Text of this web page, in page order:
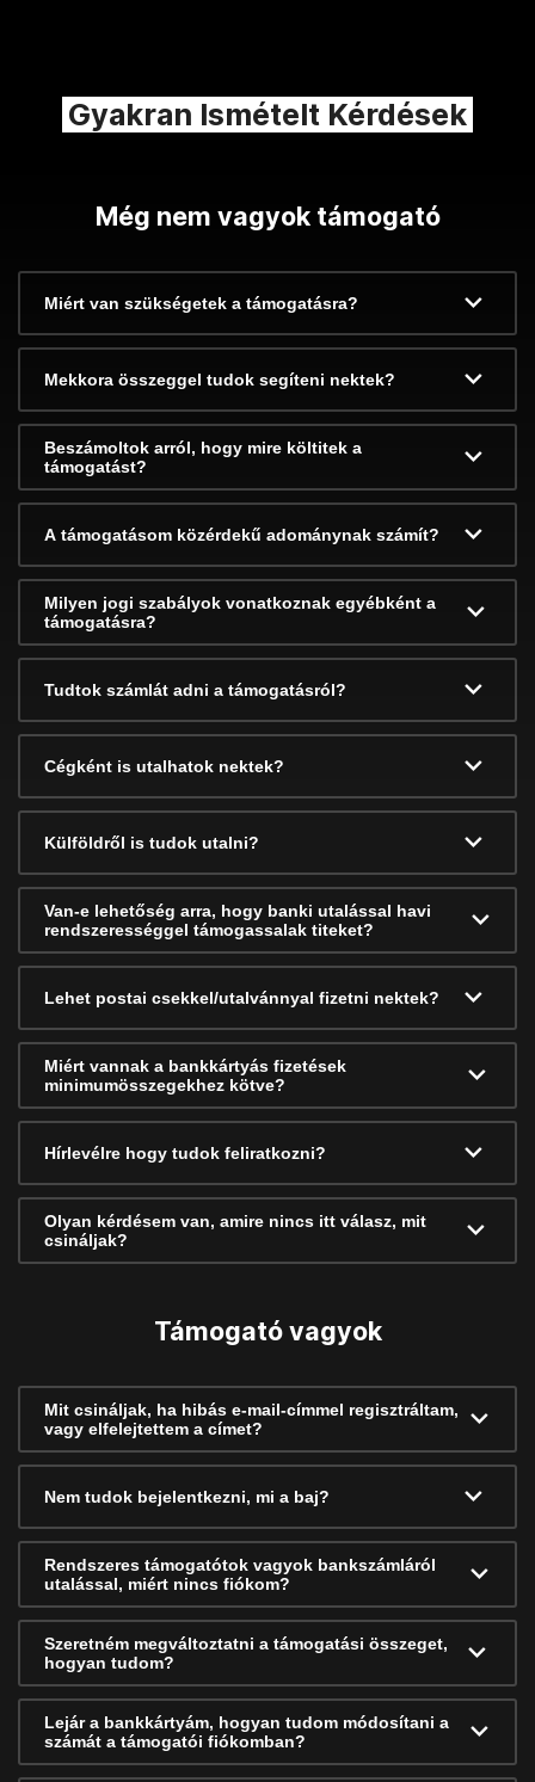
Gyakran Ismételt Kérdések
Még nem vagyok támogató
Miért van szükségetek a támogatásra?
Mekkora összeggel tudok segíteni nektek?
Beszámoltok arról, hogy mire költitek a
támogatást?
A támogatásom közérdekű adománynak számít?
Milyen jogi szabályok vonatkoznak egyébként a
támogatásra?
Tudtok számlát adni a támogatásról?
Cégként is utalhatok nektek?
Külföldről is tudok utalni?
Van-e lehetőség arra, hogy banki utalással havi
rendszerességgel támogassalak titeket?
Lehet postai csekkel/utalvánnyal fizetni nektek?
Miért vannak a bankkártyás fizetések
minimumösszegekhez kötve?
Hírlevélre hogy tudok feliratkozni?
Olyan kérdésem van, amire nincs itt válasz, mit
csináljak?
Támogató vagyok
Mit csináljak, ha hibás e-mail-címmel regisztráltam,
vagy elfelejtettem a címet?
Nem tudok bejelentkezni, mi a baj?
Rendszeres támogatótok vagyok bankszámláról
utalással, miért nincs fiókom?
Szeretném megváltoztatni a támogatási összeget,
hogyan tudom?
Lejár a bankkártyám, hogyan tudom módosítani a
számát a támogatói fiókomban?